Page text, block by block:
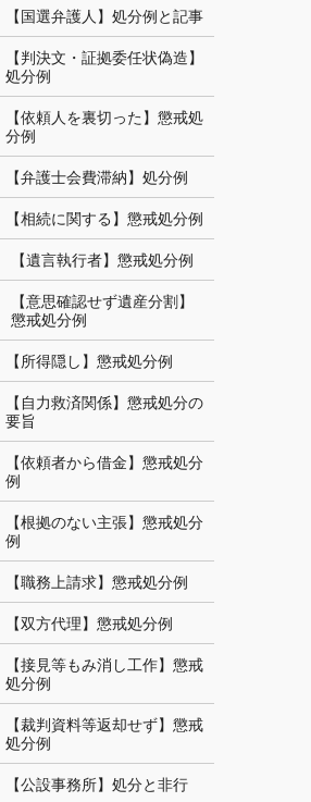
【国選弁護人】処分例と記事
【判決文・証拠委任状偽造】
処分例
【依頼人を裏切った】懲戒処
分例
【弁護士会費滞納】処分例
【相続に関する】懲戒処分例
【遺言執行者】懲戒処分例
【意思確認せず遺産分割】
懲戒処分例
【所得隠し】懲戒処分例
【自力救済関係】懲戒処分の
要旨
【依頼者から借金】懲戒処分
例
【根拠のない主張】懲戒処分
例
【職務上請求】懲戒処分例
【双方代理】懲戒処分例
【接見等もみ消し工作】懲戒
処分例
【裁判資料等返却せず】懲戒
処分例
【公設事務所】処分と非行